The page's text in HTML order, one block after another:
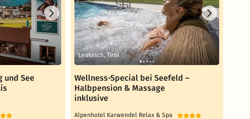
und See
Leutasch, Tirol
Wellness-Special bei Seefeld –
Halbpension & Massage
inklusive
Alpenhotel Karwendel Relax & Spa